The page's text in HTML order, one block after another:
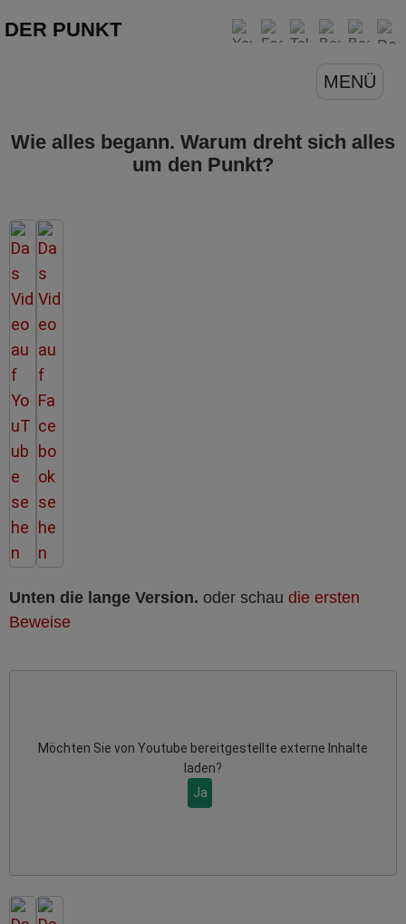
DER PUNKT
MENÜ
Wie alles begann. Warum dreht sich alles
um den Punkt?
Unten die lange Version. oder schau die ersten
Beweise
Möchten Sie von Youtube bereitgestellte externe Inhalte
laden?
Ja